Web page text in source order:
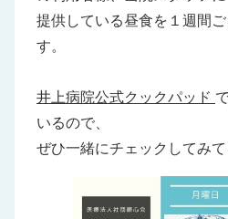
提供している昼食を１週間
す。
井上病院公式クックパッド
いるので、
ぜひ一緒にチェックしてみて